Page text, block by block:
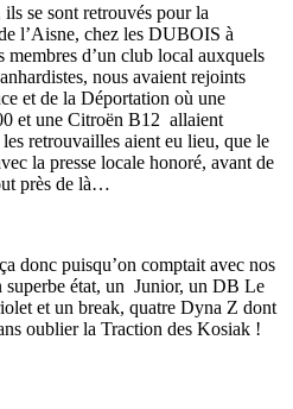
se sont retrouvés pour la
l’Aisne, chez les DUBOIS à
membres d’un club local auxquels
nous avaient rejoints
et de la Déportation où une
et une Citroën B12 allaient
retrouvailles aient eu lieu, que le
la presse locale honoré, avant de
près de là…
donc puisqu’on comptait avec nos
état, un Junior, un DB Le
et un break, quatre Dyna Z dont
oublier la Traction des Kosiak !